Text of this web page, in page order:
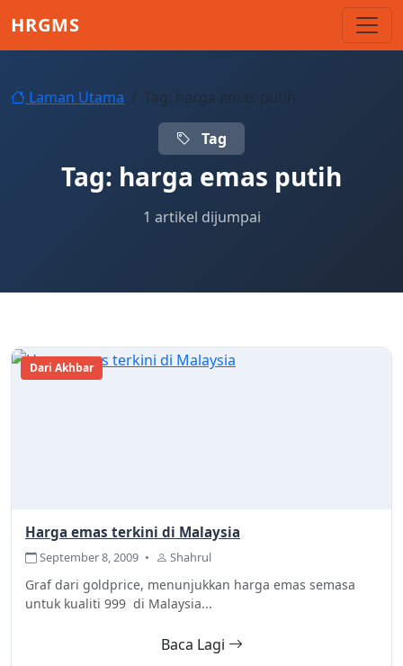
HRGMS
Laman Utama Tag: harga emas putih
Tag
Tag: harga emas putih
1 artikel dijumpai
Dari Akhbar
Harga emas terkini di Malaysia
September 8, 2009 • Shahrul
Graf dari goldprice, menunjukkan harga emas semasa
untuk kualiti 999 di Malaysia...
Baca Lagi